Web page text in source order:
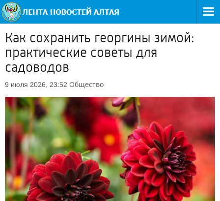
Как сохранить георгины зимой:
практические советы для
садоводов
9 июля 2026, 23:52 Общество